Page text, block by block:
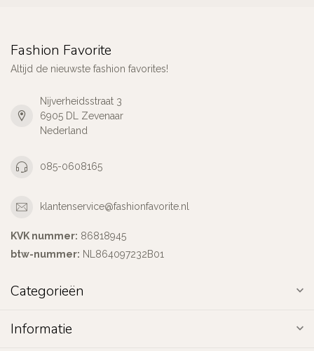
Fashion Favorite
Altijd de nieuwste fashion favorites!
Nijverheidsstraat 3
6905 DL Zevenaar
Nederland
085-0608165
klantenservice@fashionfavorite.nl
KVK nummer: 86818945
btw-nummer: NL864097232B01
Categorieën
Informatie